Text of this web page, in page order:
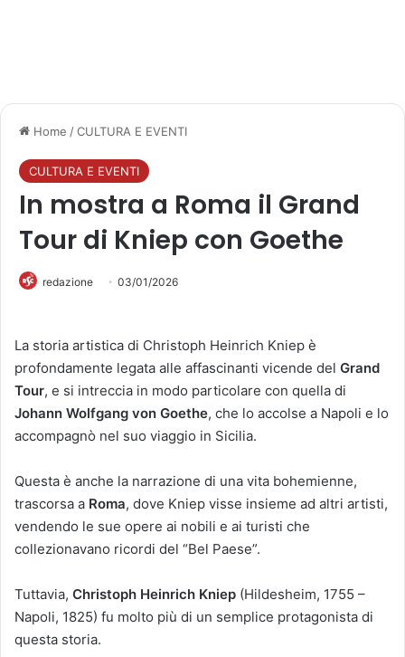
Home /CULTURA E EVENTI
CULTURA E EVENTI
In mostra a Roma il Grand
Tour di Kniep con Goethe
redazione 03/01/2026
La storia artistica di Christoph Heinrich Kniep è
profondamente legata alle affascinanti vicende del Grand
Tour, e si intreccia in modo particolare con quella di
Johann Wolfgang von Goethe, che lo accolse a Napoli e lo
accompagnò nel suo viaggio in Sicilia.
Questa è anche la narrazione di una vita bohemienne,
trascorsa a Roma, dove Kniep visse insieme ad altri artisti,
vendendo le sue opere ai nobili e ai turisti che
collezionavano ricordi del “Bel Paese”.
Tuttavia, Christoph Heinrich Kniep (Hildesheim, 1755 –
Napoli, 1825) fu molto più di un semplice protagonista di
questa storia.